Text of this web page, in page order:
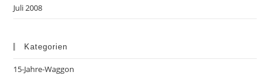
Juli 2008
Kategorien
15-Jahre-Waggon